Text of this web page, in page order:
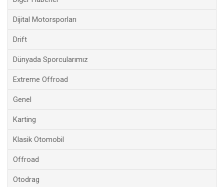
Dijital Motorsporları
Drift
Dünyada Sporcularımız
Extreme Offroad
Genel
Karting
Klasik Otomobil
Offroad
Otodrag